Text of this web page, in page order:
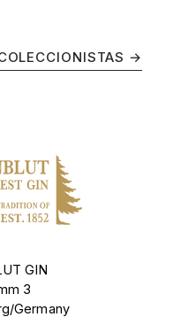
→
GIN
3
Germany